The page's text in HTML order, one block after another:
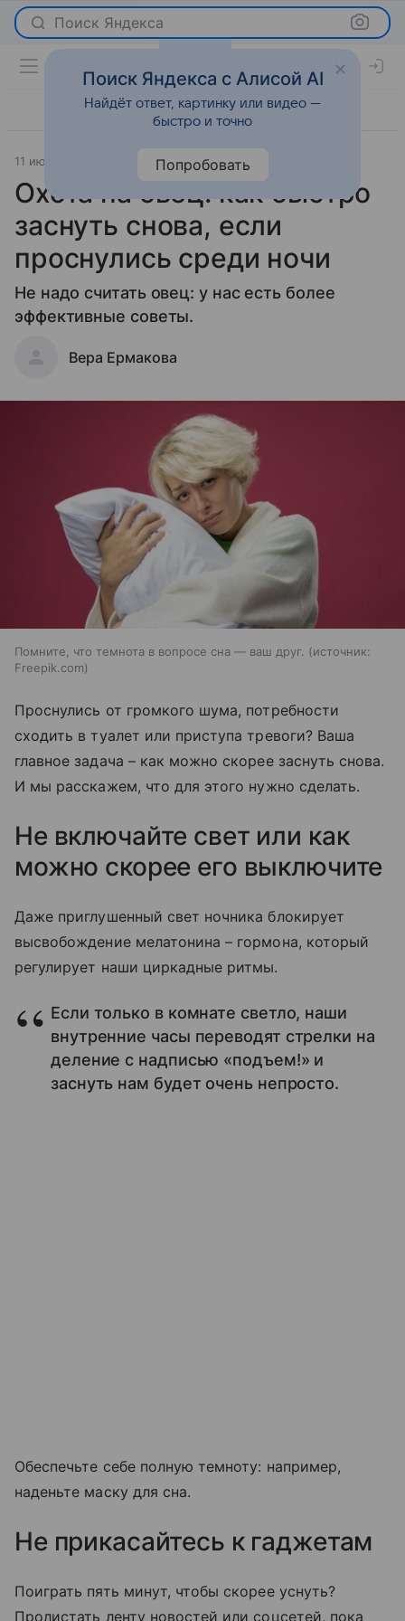
Поиск Яндекса
11 июля 2026 Леди Mail О важном
Охота на овец: как быстро
заснуть снова, если
проснулись среди ночи
Не надо считать овец: у нас есть более
эффективные советы.
Вера Ермакова
Помните, что темнота в вопросе сна — ваш друг.
источник:
Freepik.com
Проснулись от громкого шума, потребности
сходить в туалет или приступа тревоги? Ваша
главное задача – как можно скорее заснуть снова.
И мы расскажем, что для этого нужно сделать.
Не включайте свет или как
можно скорее его выключите
Даже приглушенный свет ночника блокирует
высвобождение мелатонина – гормона, который
регулирует наши циркадные ритмы.
Если только в комнате светло, наши
внутренние часы переводят стрелки на
деление с надписью «подъем!» и
заснуть нам будет очень непросто.
Обеспечьте себе полную темноту: например,
наденьте маску для сна.
Не прикасайтесь к гаджетам
Поиграть пять минут, чтобы скорее уснуть?
Пролистать ленту новостей или соцсетей, пока
Поиск Яндекса с Алисой AI
Найдёт ответ, картинку или видео —
быстро и точно
Попробовать